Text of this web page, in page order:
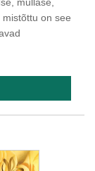
mullase,
on see